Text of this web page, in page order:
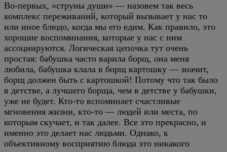
Во-первых, «струны души» — назовем так весь
комплекс переживаний, который вызывает у нас то
или иное блюдо, когда мы его едим. Как правило, это
хорошие воспоминания, которые у нас с ним
ассоциируются. Логическая цепочка тут очень
простая: бабушка часто варила борщ, она меня
любила, бабушка клала в борщ картошку — значит,
борщ должен быть с картошкой! Потому что так было
в детстве, а лучшего борща, чем в детстве у бабушки,
уже не будет. Кто-то вспоминает счастливые
мгновения жизни, кто-то — людей или места, по
которым скучает, и так далее. Все это прекрасно, и
именно это делает нас людьми. Однако, к
объективному восприятию блюда это никакого